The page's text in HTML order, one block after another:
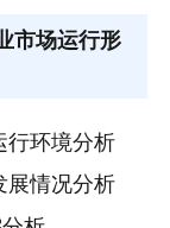
市场运行形
行环境分析
展情况分析